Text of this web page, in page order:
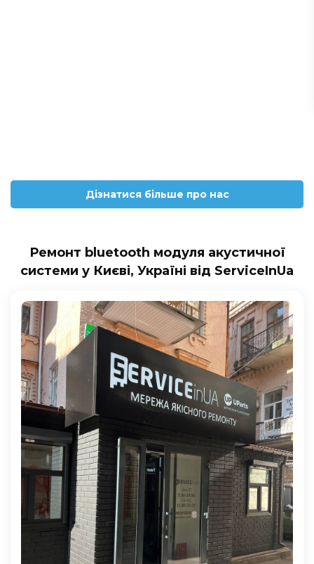
Дізнатися більше про нас
Ремонт bluetooth модуля акустичної
системи у Києві, Україні від ServiceInUa